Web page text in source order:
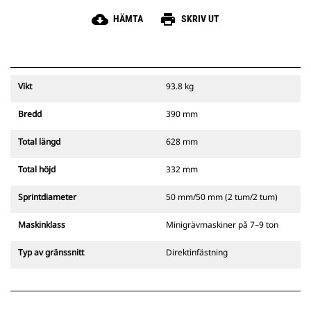
cloud_download HÄMTA print SKRIV UT
Vikt 93.8 kg
Bredd 390 mm
Total längd 628 mm
Total höjd 332 mm
Sprintdiameter 50 mm/50 mm (2 tum/2 tum)
Maskinklass Minigrävmaskiner på 7–9 ton
Typ av gränssnitt Direktinfästning